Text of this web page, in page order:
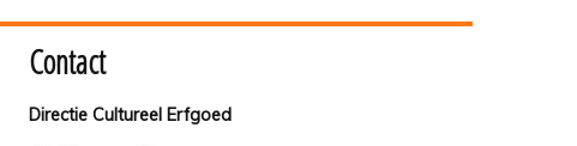
Contact
Directie Cultureel Erfgoed